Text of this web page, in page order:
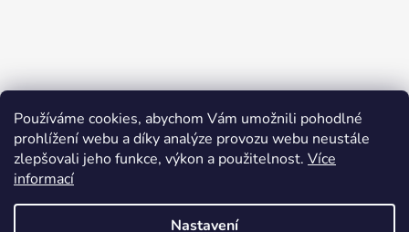
Používáme cookies, abychom Vám umožnili pohodlné
prohlížení webu a díky analýze provozu webu neustále
zlepšovali jeho funkce, výkon a použitelnost. Více
informací
Nastavení